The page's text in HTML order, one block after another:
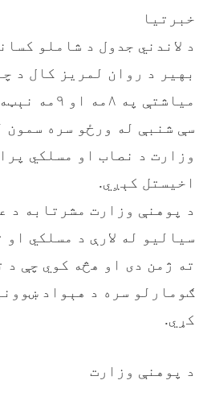
خبرتیا
د لاندني جدول د شاملو
بهیر د روان لمریز کال د
میاشتې په
سې شنبې له ورځو سره سمون
وزارت د نصاب او مسلکي
اخیستل کېږي.
د پوهنې وزارت مشرتابه د
سیالیو له لارې د مسلکي
ته ژمن دی او هڅه کوي چې د
ګومارلو سره د هېواد
کړي.
د پوهنې وزارت